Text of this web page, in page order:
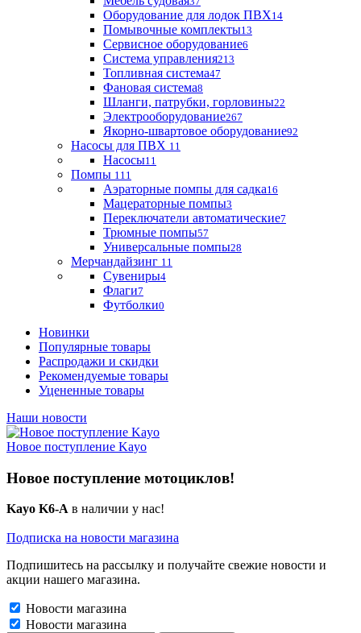
Оборудование для лодок ПВХ14
Помывочные комплекты13
Сервисное оборудование6
Система управления213
Топливная система47
Фановая система8
Шланги, патрубки, горловины22
Электрооборудование267
Якорно-швартовое оборудование92
Насосы для ПВХ 11
Насосы11
Помпы 111
Аэраторные помпы для садка16
Мацераторные помпы3
Переключатели автоматические7
Трюмные помпы57
Универсальные помпы28
Мерчандайзинг 11
Сувениры4
Флаги7
Футболки0
Новинки
Популярные товары
Распродажи и скидки
Рекомендуемые товары
Уцененные товары
Наши новости
Новое поступление Kayo
Новое поступление мотоциклов!
Kayo K6-A в наличии у нас!
Подписка на новости магазина
Подпишитесь на рассылку и получайте свежие новости и
акции нашего магазина.
Новости магазина
Новости магазина